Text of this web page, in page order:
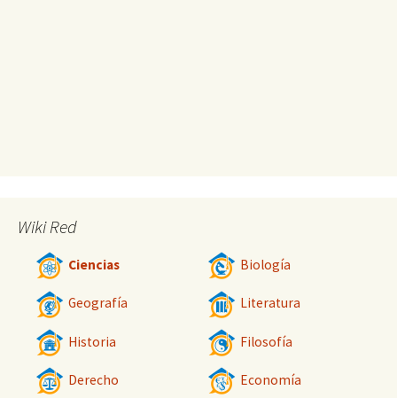
Wiki Red
Ciencias Biología
Geografía Literatura
Historia Filosofía
Derecho Economía